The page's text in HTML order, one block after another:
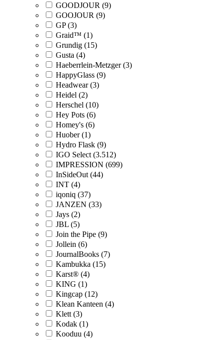
GOODJOUR (9)
GOOJOUR (9)
GP (3)
Graid™ (1)
Grundig (15)
Gusta (4)
Haeberrlein-Metzger (3)
HappyGlass (9)
Headwear (3)
Heidel (2)
Herschel (10)
Hey Pots (6)
Homey's (6)
Huober (1)
Hydro Flask (9)
IGO Select (3.512)
IMPRESSION (699)
InSideOut (44)
INT (4)
iqoniq (37)
JANZEN (33)
Jays (2)
JBL (5)
Join the Pipe (9)
Jollein (6)
JournalBooks (7)
Kambukka (15)
Karst® (4)
KING (1)
Kingcap (12)
Klean Kanteen (4)
Klett (3)
Kodak (1)
Kooduu (4)